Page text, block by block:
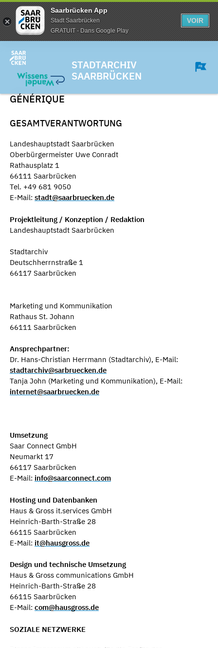
Saarbrücken App
Stadt Saarbrücken
GRATUIT - Dans Google Play
VOIR
STADTARCHIV
SAARBRÜCKEN
GÉNÉRIQUE
GESAMTVERANTWORTUNG
Landeshauptstadt Saarbrücken
Oberbürgermeister Uwe Conradt
Rathausplatz 1
66111 Saarbrücken
Tel. +49 681 9050
E-Mail: stadt@saarbruecken.de
Projektleitung / Konzeption / Redaktion
Landeshauptstadt Saarbrücken
Stadtarchiv
Deutschherrnstraße 1
66117 Saarbrücken
Marketing und Kommunikation
Rathaus St. Johann
66111 Saarbrücken
Ansprechpartner:
Dr. Hans-Christian Herrmann (Stadtarchiv), E-Mail:
stadtarchiv@sarbruecken.de
Tanja John (Marketing und Kommunikation), E-Mail:
internet@saarbruecken.de
Umsetzung
Saar Connect GmbH
Neumarkt 17
66117 Saarbrücken
E-Mail: info@saarconnect.com
Hosting und Datenbanken
Haus & Gross it.services GmbH
Heinrich-Barth-Straße 28
66115 Saarbrücken
E-Mail: it@hausgross.de
Design und technische Umsetzung
Haus & Gross communications GmbH
Heinrich-Barth-Straße 28
66115 Saarbrücken
E-Mail: com@hausgross.de
SOZIALE NETZWERKE